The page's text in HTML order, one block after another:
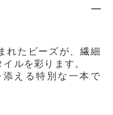
れたビーズが、繊細
ルを彩ります。
える特別な一本で